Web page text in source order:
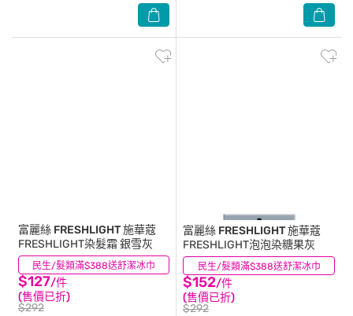
民生/髮類滿$388送舒潔冰巾
富麗絲 FRESHLIGHT施華蔻
FRESHLIGHT染髮霜 銀雪灰
$127/件
(售價已折)
$292
(5) 民生/髮類滿$388送舒潔冰巾
富麗絲 FRESHLIGHT施華蔻
FRESHLIGHT泡泡染糖果灰
$152/件
(售價已折)
$292
(1)